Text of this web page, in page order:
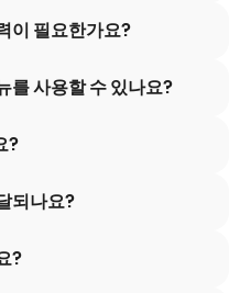
이 필요한가요?
를 사용할 수 있나요?
?
되나요?
?